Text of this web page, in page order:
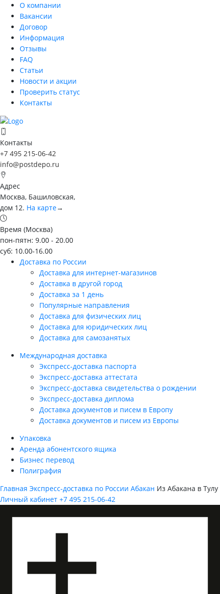
О компании
Вакансии
Договор
Информация
Отзывы
FAQ
Статьи
Новости и акции
Проверить статус
Контакты
Контакты
+7 495 215-06-42
info@postdepo.ru
Адрес
Москва, Башиловская,
дом 12. На карте→
Время (Москва)
пон-пятн: 9.00 - 20.00
суб: 10.00-16.00
Доставка по России
Доставка для интернет-магазинов
Доставка в другой город
Доставка за 1 день
Популярные направления
Доставка для физических лиц
Доставка для юридических лиц
Доставка для самозанятых
Международная доставка
Экспресс-доставка паспорта
Экспресс-доставка аттестата
Экспресс-доставка свидетельства о рождении
Экспресс-доставка диплома
Доставка документов и писем в Европу
Доставка документов и писем из Европы
Упаковка
Аренда абонентского ящика
Бизнес перевод
Полиграфия
Главная Экспресс-доставка по России Абакан Из Абакана в Тулу
Личный кабинет +7 495 215-06-42